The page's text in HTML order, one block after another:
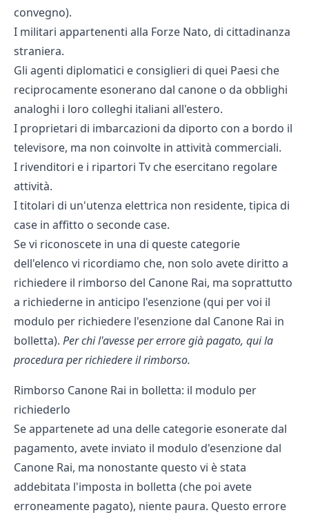
convegno).
I militari appartenenti alla Forze Nato, di cittadinanza
straniera.
Gli agenti diplomatici e consiglieri di quei Paesi che
reciprocamente esonerano dal canone o da obblighi
analoghi i loro colleghi italiani all'estero.
I proprietari di imbarcazioni da diporto con a bordo il
televisore, ma non coinvolte in attività commerciali.
I rivenditori e i ripartori Tv che esercitano regolare
attività.
I titolari di un'utenza elettrica non residente, tipica di
case in affitto o seconde case.
Se vi riconoscete in una di queste categorie
dell'elenco vi ricordiamo che, non solo avete diritto a
richiedere il rimborso del Canone Rai, ma soprattutto
a richiederne in anticipo l'esenzione (qui per voi il
modulo per richiedere l'esenzione dal Canone Rai in
bolletta). Per chi l'avesse per errore già pagato, qui la
procedura per richiedere il rimborso.
Rimborso Canone Rai in bolletta: il modulo per
richiederlo
Se appartenete ad una delle categorie esonerate dal
pagamento, avete inviato il modulo d'esenzione dal
Canone Rai, ma nonostante questo vi è stata
addebitata l'imposta in bolletta (che poi avete
erroneamente pagato), niente paura. Questo errore